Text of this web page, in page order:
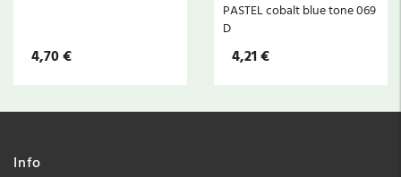
4,70 €
PASTEL cobalt blue tone 069
D
4,21 €
Info